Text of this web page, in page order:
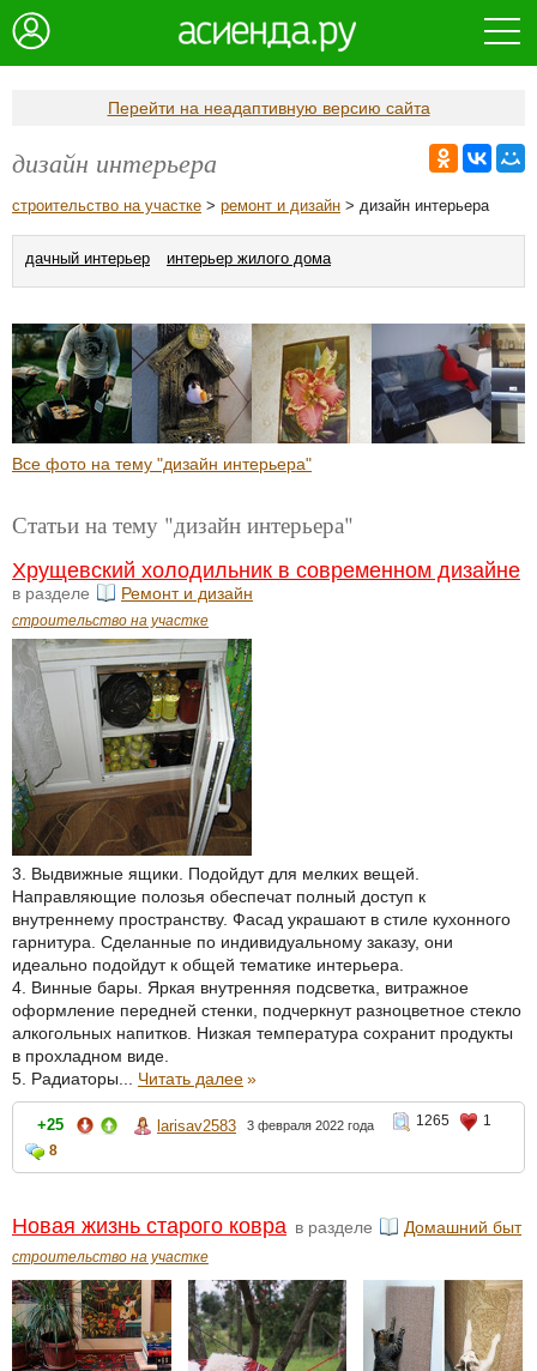
Перейти на неадаптивную версию сайта
дизайн интерьера
строительство на участке > ремонт и дизайн > дизайн интерьера
дачный интерьер интерьер жилого дома
Все фото на тему "дизайн интерьера"
Статьи на тему "дизайн интерьера"
Хрущевский холодильник в современном дизайне
в разделе Ремонт и дизайн
строительство на участке
3. Выдвижные ящики. Подойдут для мелких вещей.
Направляющие полозья обеспечат полный доступ к
внутреннему пространству. Фасад украшают в стиле кухонного
гарнитура. Сделанные по индивидуальному заказу, они
идеально подойдут к общей тематике интерьера.
4. Винные бары. Яркая внутренняя подсветка, витражное
оформление передней стенки, подчеркнут разноцветное стекло
алкогольных напитков. Низкая температура сохранит продукты
в прохладном виде.
5. Радиаторы... Читать далее»
+25 larisav2583 3 февраля 2022 года 1265
1
8
Новая жизнь старого ковра в разделе Домашний быт
строительство на участке